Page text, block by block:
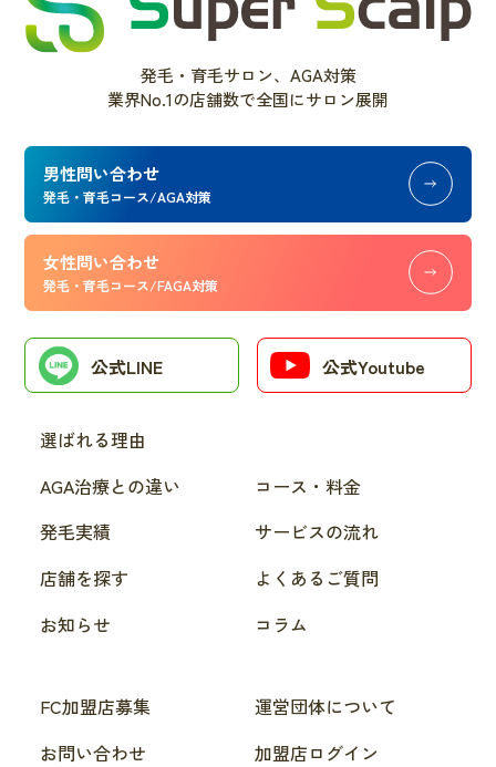
発毛・育毛サロン、AGA対策
業界No.1の店舗数で全国にサロン展開
男性問い合わせ
発毛・育毛コース/AGA対策
女性問い合わせ
発毛・育毛コース/FAGA対策
公式LINE 公式Youtube
選ばれる理由
AGA治療との違い
コース・料金
発毛実績
サービスの流れ
店舗を探す
よくあるご質問
お知らせ
コラム
FC加盟店募集
運営団体について
お問い合わせ
加盟店ログイン